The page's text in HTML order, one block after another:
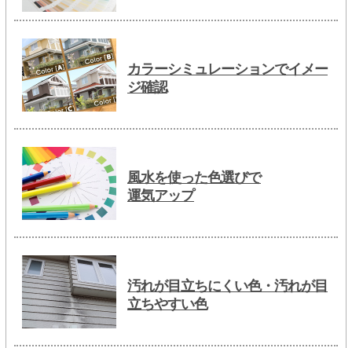
カラーシミュレーションでイメー
ジ確認
風水を使った色選びで
運気アップ
汚れが目立ちにくい色・汚れが目
立ちやすい色